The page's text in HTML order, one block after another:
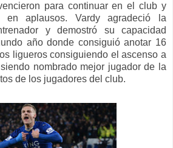
para continuar en el club y
en aplausos. Vardy agradeció la
y demostró su capacidad
año donde consiguió anotar 16
ligueros consiguiendo el ascenso a
nombrado mejor jugador de la
de los jugadores del club.